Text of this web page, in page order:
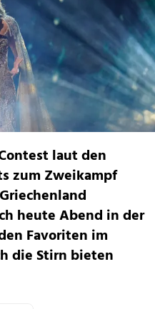
laut den
zum Zweikampf
heute Abend in der
Favoriten im
die Stirn bieten